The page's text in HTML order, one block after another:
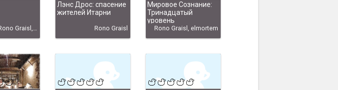
elmortem, Rono Graisl, RonoGraisl, Осокин "elmortem" Макар, Шпреегарт "Rono Graisl" Анна
Лэнс Дрос: спасение
жителей Итарни
Rono Graisl
Мировое Сознание:
Тринадцатый
уровень
Rono Graisl, elmortem